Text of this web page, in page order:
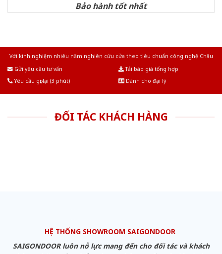
Bảo hành tốt nhất
Với kinh nghiệm nhiêu năm nghiên cứu cửa theo tiêu chuẩn công nghệ Châu
Gửi yêu cầu tư vấn
Tải báo giá tổng hợp
Yêu cầu gọi lại (3 phút)
Dành cho đại lý
ĐỐI TÁC KHÁCH HÀNG
HỆ THỐNG SHOWROOM SAIGONDOOR
SAIGONDOOR luôn nỗ lực mang đến cho đối tác và khách